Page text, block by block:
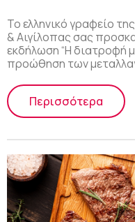
Το ελληνικό γραφείο
& Αιγίλοπας σας
εκδήλωση “Η διατροφή
προώθηση των
Περισσότερα